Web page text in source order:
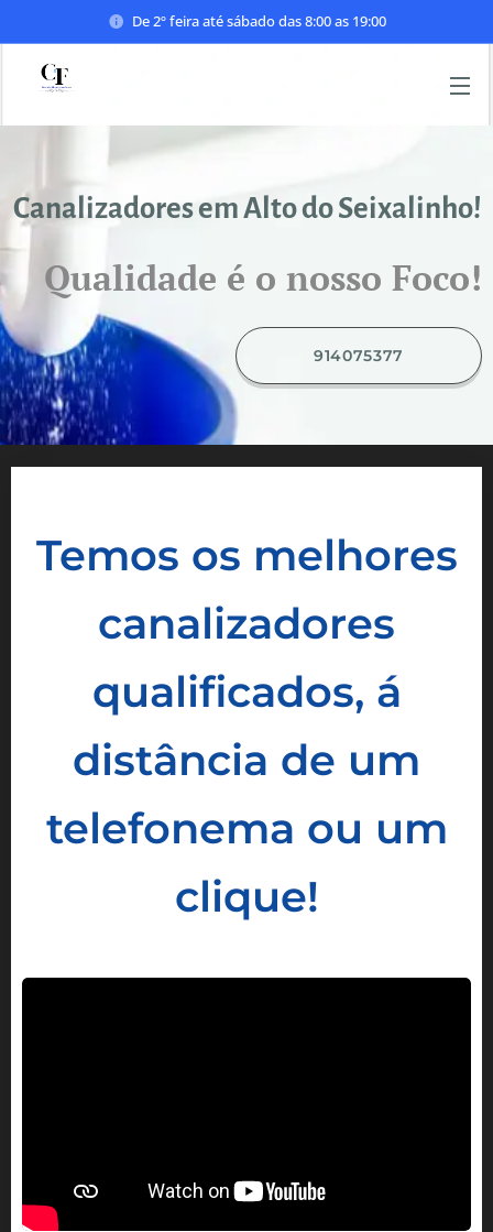
De 2º feira até sábado das 8:00 as 19:00
Canalizadores em Alto do Seixalinho!
Qualidade é o nosso Foco!
914075377
Temos os melhores
canalizadores
qualificados, á
distância de um
telefonema ou um
clique!